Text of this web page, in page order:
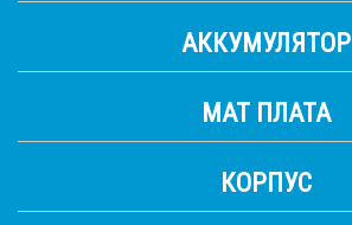
АККУМУЛЯТОР
МАТ ПЛАТА
КОРПУС